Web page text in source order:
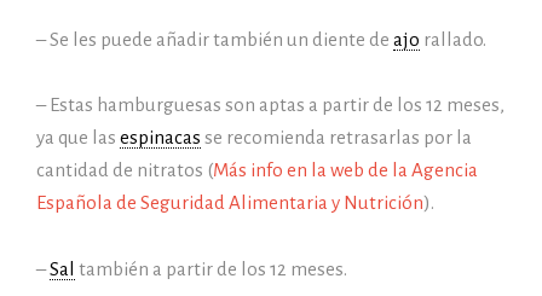
– Se les puede añadir también un diente de ajo rallado.
– Estas hamburguesas son aptas a partir de los 12 meses,
ya que las espinacas se recomienda retrasarlas por la
cantidad de nitratos (Más info en la web de la Agencia
Española de Seguridad Alimentaria y Nutrición).
–Sal también a partir de los 12 meses.